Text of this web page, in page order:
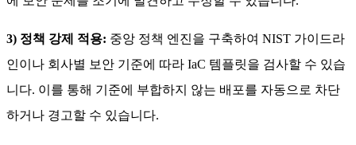
3) 정책 강제 적용: 중앙 정책 엔진을 구축하여 NIST 가이드라
인이나 회사별 보안 기준에 따라 IaC 템플릿을 검사할 수 있습
니다. 이를 통해 기준에 부합하지 않는 배포를 자동으로 차단
하거나 경고할 수 있습니다.